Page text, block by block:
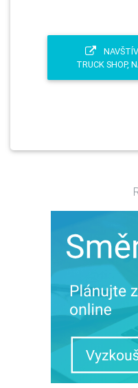
TRUCK SHOP,